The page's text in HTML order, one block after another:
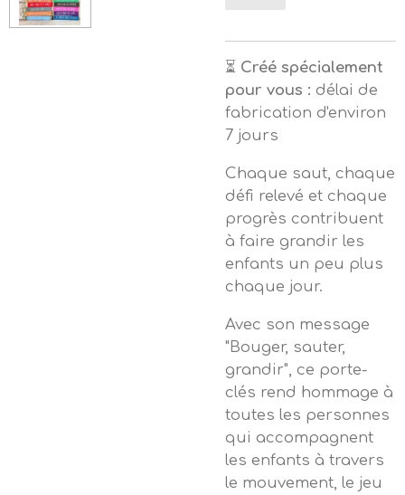
⏳ Créé spécialement
pour vous : délai de
fabrication d'environ
7 jours
Chaque saut, chaque
défi relevé et chaque
progrès contribuent
à faire grandir les
enfants un peu plus
chaque jour.
Avec son message
"Bouger, sauter,
grandir", ce porte-
clés rend hommage à
toutes les personnes
qui accompagnent
les enfants à travers
le mouvement, le jeu